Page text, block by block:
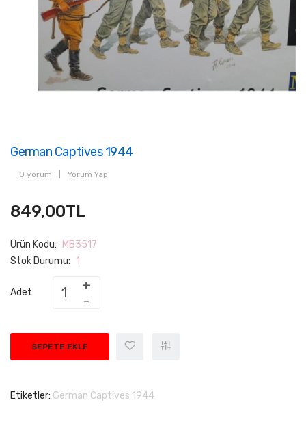
German Captives 1944
0 yorum Yorum Yap
849,00TL
Ürün Kodu:
MB3517
Stok Durumu: 1
Adet
SEPETE EKLE
Etiketler: German Captives 1944